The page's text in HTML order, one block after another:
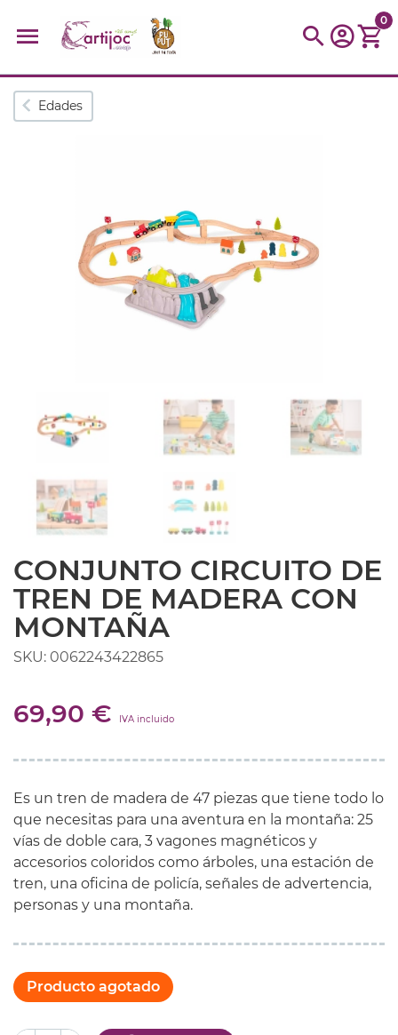
Búsquedas populares
0
Edades
CONJUNTO CIRCUITO DE
TREN DE MADERA CON
MONTAÑA
SKU: 0062243422865
69,90 € IVA incluido
Es un tren de madera de 47 piezas que tiene todo lo
que necesitas para una aventura en la montaña: 25
vías de doble cara, 3 vagones magnéticos y
accesorios coloridos como árboles, una estación de
tren, una oficina de policía, señales de advertencia,
personas y una montaña.
Producto agotado